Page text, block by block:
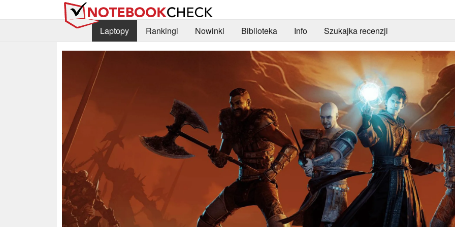
Laptopy Rankingi Nowinki Biblioteka Info Szukajka recenzji